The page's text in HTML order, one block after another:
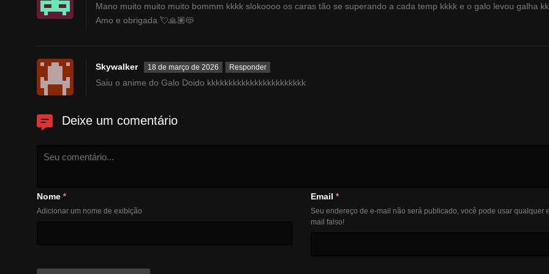
Mano muito muito muito bommm kkkk slokoooo os caras tão se superando a cada temp kkkk e o galo levou galha
Amo e obrigada 💘🙏🏽😻
Skywalker 18 de março de 2026 Responder
Saiu o anime do Galo Doido kkkkkkkkkkkkkkkkkkkkkkk
Deixe um comentário
Nome *
Adicionar um nome de exibição
Email *
Seu endereço de e-mail não será publicado, você pode usar qualquer
mail falso!